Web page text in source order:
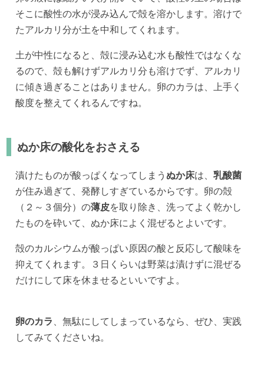
そこに酸性の水が浸み込んで殻を溶かします。溶けで
たアルカリ分が土を中和してくれます。
土が中性になると、殻に浸み込む水も酸性ではなくな
るので、殻も解けずアルカリ分も溶けでず、アルカリ
に傾き過ぎることはありません。卵のカラは、上手く
酸度を整えてくれるんですね。
ぬか床の酸化をおさえる
漬けたものが酸っぱくなってしまう ぬか床は、 乳酸菌
が住み過ぎて、発酵しすぎているからです。卵の殻
（２～３個分）の薄皮を取り除き、洗ってよく乾かし
たものを砕いて、ぬか床によく混ぜるとよいです。
殻のカルシウムが酸っぱい原因の酸と反応して酸味を
抑えてくれます。３日くらいは野菜は漬けずに混ぜる
だけにして床を休ませるといいですよ。
卵のカラ
、無駄にしてしまっているなら、ぜひ、実践
してみてくださいね。